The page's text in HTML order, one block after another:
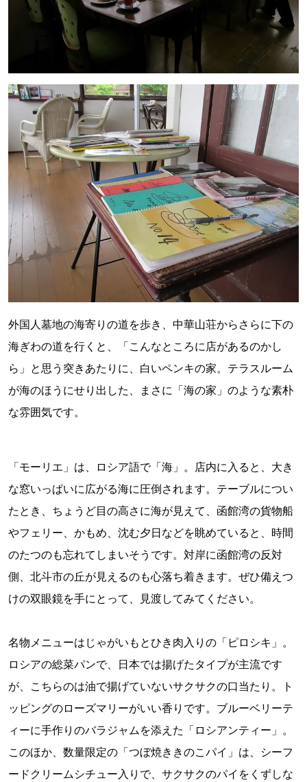
外国人墓地の海寄りの道を歩き、中華山荘からさらに下の
海ぎわの道を行くと、「こんなところに店があるのかし
ら」と思う突きあたりに、白いペンキの家。テラスルーム
が海のほうにせり出した、まさに「海の家」のような素朴
な雰囲気です。
「モーリエ」は、ロシア語で「海」。店内に入ると、大き
な窓いっぱいに広がる海に圧倒されます。テーブルについ
たとき、ちょうど目の高さに海が見えて、函館湾の貨物船
やフェリー、かもめ、沈む夕日などを眺めていると、時間
のたつのも忘れてしまいそうです。対岸に函館湾の反対
側、北斗市の丘が見えるのも心落ち着きます。ぜひ備えつ
けの双眼鏡を手にとって、見渡してみてください。
名物メニューはじゃがいもとひき肉入りの「ピロシキ」。
ロシアの総菜パンで、日本では揚げたタイプが主流です
が、こちらのは油で揚げていないサクサクの口当たり。ト
ッピングのローズマリーがいい香りです。ブルーベリーテ
ィーに手作りのバラジャムを添えた「ロシアンティー」。
このほか、数量限定の「つぼ焼ききのこパイ」は、シーフ
ードクリームシチュー入りで、サクサクのパイをくずしな